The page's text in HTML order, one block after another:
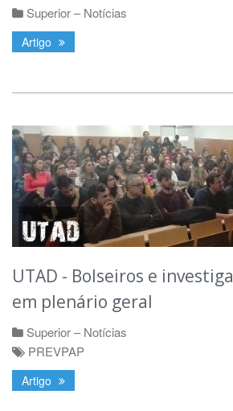
Superior – Notícias
Artigo
UTAD - Bolseiros e
em plenário geral
Superior – Notícias
PREVPAP
Artigo